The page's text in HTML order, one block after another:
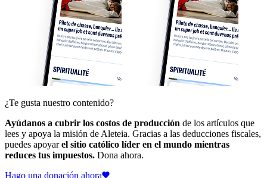
¿Te gusta nuestro contenido?
Ayúdanos a cubrir los costos de producción de los artículos que
lees y apoya la misión de Aleteia. Gracias a las deducciones fiscales,
puedes apoyarel sitio católico líder en el mundo mientras
reduces tus impuestos. Dona ahora.
Hago una donación ahora